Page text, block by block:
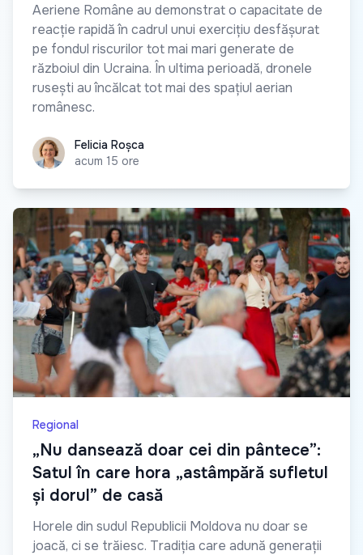
Aeriene Române au demonstrat o capacitate de
reacție rapidă în cadrul unui exercițiu desfășurat
pe fondul riscurilor tot mai mari generate de
războiul din Ucraina. În ultima perioadă, dronele
rusești au încălcat tot mai des spațiul aerian
românesc.
Felicia RoșcaFelicia Roșca
acum 15 ore
Regional
„Nu dansează doar cei din pântece”:
Satul în care hora „astâmpără sufletul
și dorul” de casă
Horele din sudul Republicii Moldova nu doar se
joacă, ci se trăiesc. Tradiția care adună generații